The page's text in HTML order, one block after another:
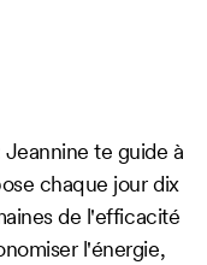
te guide à
chaque jour dix
de l'efficacité
l'énergie,